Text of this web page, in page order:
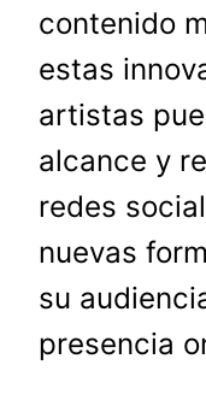
contenido
estas
artistas
alcance y
redes
nuevas
su
presencia